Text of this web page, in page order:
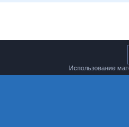
Использование